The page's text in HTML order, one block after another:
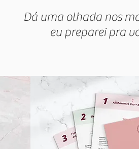
Dá uma olhada nos
eu preparei pra